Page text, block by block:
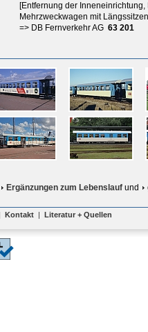
[Entfernung der
Mehrzweckwagen mit
=> DB Fernverkehr AG 63 201
Ergänzungen zum Lebenslauf und
Kontakt | Literatur + Quellen